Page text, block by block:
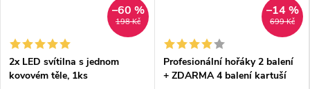
198 Kč
–60 %
2x LED svítilna s jednom
kovovém těle, 1ks
699 Kč
–14 %
Profesionální hořáky 2 balení
+ ZDARMA 4 balení kartuší